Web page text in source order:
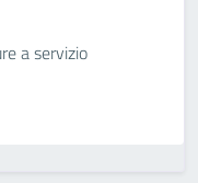
a servizio